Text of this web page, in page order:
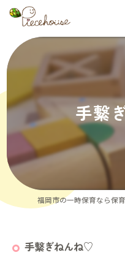
手繋
手繋ぎねんね♡